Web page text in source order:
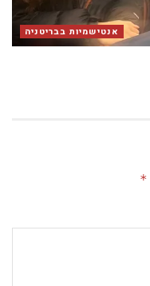
אנטישמיות בבריטניה
*